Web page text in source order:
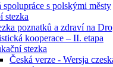
spolupráce s polskými městy
stezka
poznatků a zdraví na
kooperace – II. etapa
stezka
Česká verze - Wersja